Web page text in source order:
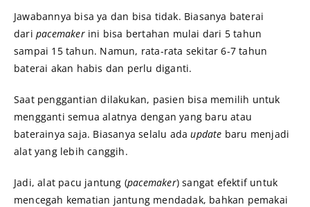
Jawabannya bisa ya dan bisa tidak. Biasanya baterai
dari pacemakerini bisa bertahan mulai dari 5 tahun
sampai 15 tahun. Namun, rata-rata sekitar 6-7 tahun
baterai akan habis dan perlu diganti.
Saat penggantian dilakukan, pasien bisa memilih untuk
mengganti semua alatnya dengan yang baru atau
baterainya saja. Biasanya selalu adaupdate baru menjadi
alat yang lebih canggih.
Jadi, alat pacu jantung (pacemaker) sangat efektif untuk
mencegah kematian jantung mendadak, bahkan pemakai